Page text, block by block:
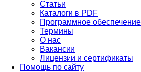
Статьи
Каталоги в PDF
Программное обеспечение
Термины
О нас
Вакансии
Лицензии и сертификаты
Помощь по сайту